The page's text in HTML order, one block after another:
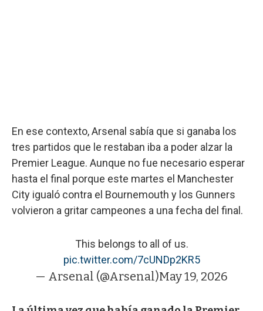
En ese contexto, Arsenal sabía que si ganaba los
tres partidos que le restaban iba a poder alzar la
Premier League. Aunque no fue necesario esperar
hasta el final porque este martes el Manchester
City igualó contra el Bournemouth y los Gunners
volvieron a gritar campeones a una fecha del final.
This belongs to all of us.
pic.twitter.com/7cUNDp2KR5
— Arsenal (@Arsenal)May 19, 2026